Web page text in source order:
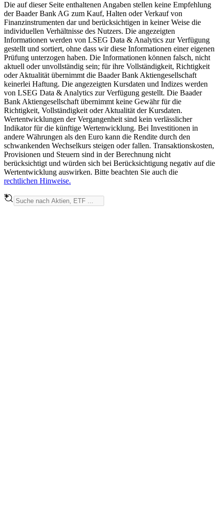
Die auf dieser Seite enthaltenen Angaben stellen keine Empfehlung
der Baader Bank AG zum Kauf, Halten oder Verkauf von
Finanzinstrumenten dar und berücksichtigen in keiner Weise die
individuellen Verhältnisse des Nutzers. Die angezeigten
Informationen werden von LSEG Data & Analytics zur Verfügung
gestellt und sortiert, ohne dass wir diese Informationen einer eigenen
Prüfung unterzogen haben. Die Informationen können falsch, nicht
aktuell oder unvollständig sein; für ihre Vollständigkeit, Richtigkeit
oder Aktualität übernimmt die Baader Bank Aktiengesellschaft
keinerlei Haftung. Die angezeigten Kursdaten und Indizes werden
von LSEG Data & Analytics zur Verfügung gestellt. Die Baader
Bank Aktiengesellschaft übernimmt keine Gewähr für die
Richtigkeit, Vollständigkeit oder Aktualität der Kursdaten.
Wertentwicklungen der Vergangenheit sind kein verlässlicher
Indikator für die künftige Wertenwicklung. Bei Investitionen in
andere Währungen als den Euro kann die Rendite durch den
schwankenden Wechselkurs steigen oder fallen. Transaktionskosten,
Provisionen und Steuern sind in der Berechnung nicht
berücksichtigt und würden sich bei Berücksichtigung negativ auf die
Wertentwicklung auswirken. Bitte beachten Sie auch die
rechtlichen Hinweise.